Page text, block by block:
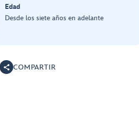
Edad
Desde los siete años en adelante
COMPARTIR